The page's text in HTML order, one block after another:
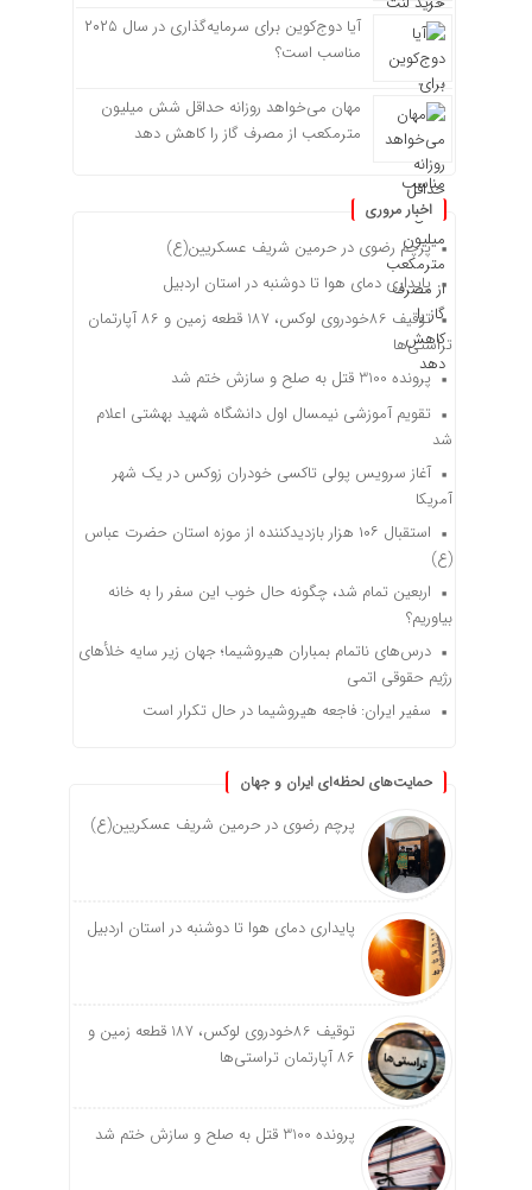
آیا دوج‌کوین برای سرمایه‌گذاری در سال ۲۰۲۵
مناسب است؟
مهان می‌خواهد روزانه حداقل شش میلیون
مترمکعب از مصرف گاز را کاهش دهد
اخبار مروری
پرچم رضوی در حرمین شریف عسکریین(ع)
پایداری دمای هوا تا دوشنبه در استان اردبیل
توقیف 86خودروی لوکس، 187 قطعه زمین و 86 آپارتمان
تراستی‌ها
پرونده 3100 قتل به صلح و سازش ختم شد
تقویم آموزشی نیمسال اول دانشگاه شهید بهشتی اعلام
شد
آغاز سرویس پولی تاکسی خودران زوکس در یک شهر
آمریکا
استقبال ۱۰۶ هزار بازدیدکننده از موزه استان حضرت عباس
(ع)
اربعین تمام شد، چگونه حال خوب این سفر را به خانه
بیاوریم؟
درس‌های ناتمام بمباران هیروشیما؛ جهان زیر سایه خلأ‌های
رژیم حقوقی اتمی
سفیر ایران: فاجعه هیروشیما در حال تکرار است
حمایت‌های لحظه‌ای ایران و جهان
پرچم رضوی در حرمین شریف عسکریین(ع)
پایداری دمای هوا تا دوشنبه در استان اردبیل
توقیف 86خودروی لوکس، 187 قطعه زمین و
86 آپارتمان تراستی‌ها
پرونده 3100 قتل به صلح و سازش ختم شد